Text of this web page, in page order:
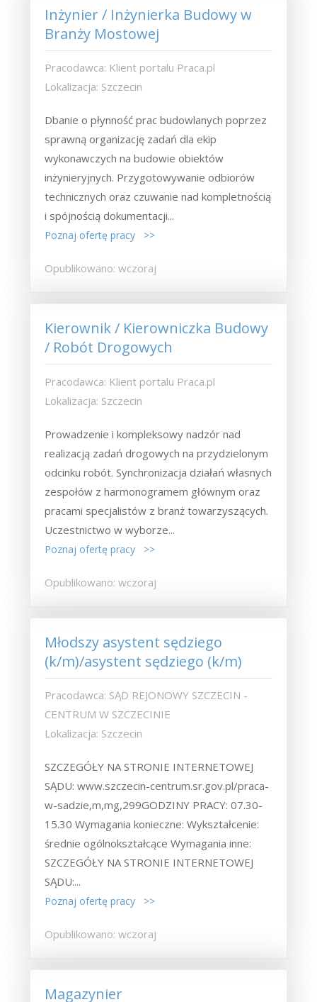
Inżynier / Inżynierka Budowy w
Branży Mostowej
Pracodawca: Klient portalu Praca.pl
Lokalizacja: Szczecin
Dbanie o płynność prac budowlanych poprzez
sprawną organizację zadań dla ekip
wykonawczych na budowie obiektów
inżynieryjnych. Przygotowywanie odbiorów
technicznych oraz czuwanie nad kompletnością
i spójnością dokumentacji...
Poznaj ofertę pracy >>
Opublikowano: wczoraj
Kierownik / Kierowniczka Budowy
/ Robót Drogowych
Pracodawca: Klient portalu Praca.pl
Lokalizacja: Szczecin
Prowadzenie i kompleksowy nadzór nad
realizacją zadań drogowych na przydzielonym
odcinku robót. Synchronizacja działań własnych
zespołów z harmonogramem głównym oraz
pracami specjalistów z branż towarzyszących.
Uczestnictwo w wyborze...
Poznaj ofertę pracy >>
Opublikowano: wczoraj
Młodszy asystent sędziego
(k/m)/asystent sędziego (k/m)
Pracodawca: SĄD REJONOWY SZCZECIN -
CENTRUM W SZCZECINIE
Lokalizacja: Szczecin
SZCZEGÓŁY NA STRONIE INTERNETOWEJ
SĄDU: www.szczecin-centrum.sr.gov.pl/praca-
w-sadzie,m,mg,299GODZINY PRACY: 07.30-
15.30 Wymagania konieczne: Wykształcenie:
średnie ogólnokształcące Wymagania inne:
SZCZEGÓŁY NA STRONIE INTERNETOWEJ
SĄDU:...
Poznaj ofertę pracy >>
Opublikowano: wczoraj
Magazynier